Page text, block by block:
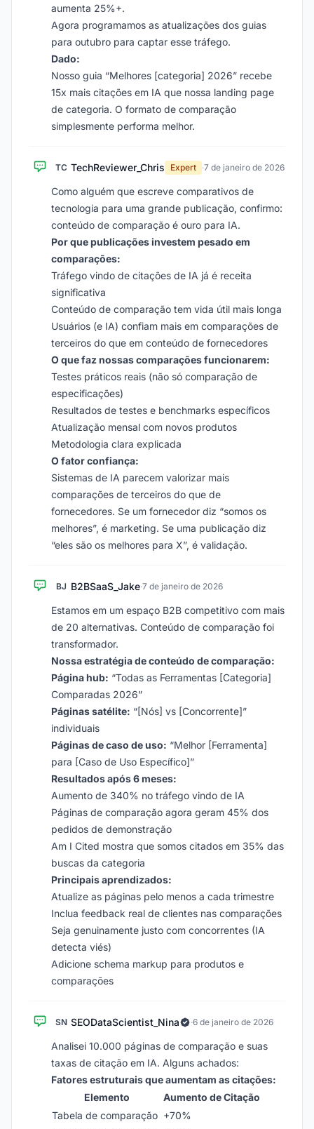
aumenta 25%+.
Agora programamos as atualizações dos guias
para outubro para captar esse tráfego.
Dado:
Nosso guia “Melhores [categoria] 2026” recebe
15x mais citações em IA que nossa landing page
de categoria. O formato de comparação
simplesmente performa melhor.
TC TechReviewer_Chris Expert ·7 de janeiro de 2026
Como alguém que escreve comparativos de
tecnologia para uma grande publicação, confirmo:
conteúdo de comparação é ouro para IA.
Por que publicações investem pesado em
comparações:
Tráfego vindo de citações de IA já é receita
significativa
Conteúdo de comparação tem vida útil mais longa
Usuários (e IA) confiam mais em comparações de
terceiros do que em conteúdo de fornecedores
O que faz nossas comparações funcionarem:
Testes práticos reais (não só comparação de
especificações)
Resultados de testes e benchmarks específicos
Atualização mensal com novos produtos
Metodologia clara explicada
O fator confiança:
Sistemas de IA parecem valorizar mais
comparações de terceiros do que de
fornecedores. Se um fornecedor diz “somos os
melhores”, é marketing. Se uma publicação diz
“eles são os melhores para X”, é validação.
BJ B2BSaaS_Jake·7 de janeiro de 2026
Estamos em um espaço B2B competitivo com mais
de 20 alternativas. Conteúdo de comparação foi
transformador.
Nossa estratégia de conteúdo de comparação:
Página hub: “Todas as Ferramentas [Categoria]
Comparadas 2026”
Páginas satélite: “[Nós] vs [Concorrente]”
individuais
Páginas de caso de uso: “Melhor [Ferramenta]
para [Caso de Uso Específico]”
Resultados após 6 meses:
Aumento de 340% no tráfego vindo de IA
Páginas de comparação agora geram 45% dos
pedidos de demonstração
Am I Cited mostra que somos citados em 35% das
buscas da categoria
Principais aprendizados:
Atualize as páginas pelo menos a cada trimestre
Inclua feedback real de clientes nas comparações
Seja genuinamente justo com concorrentes (IA
detecta viés)
Adicione schema markup para produtos e
comparações
SN SEODataScientist_Nina ·6 de janeiro de 2026
Analisei 10.000 páginas de comparação e suas
taxas de citação em IA. Alguns achados:
Fatores estruturais que aumentam as citações:
Elemento
Aumento de Citação
Tabela de comparação +70%